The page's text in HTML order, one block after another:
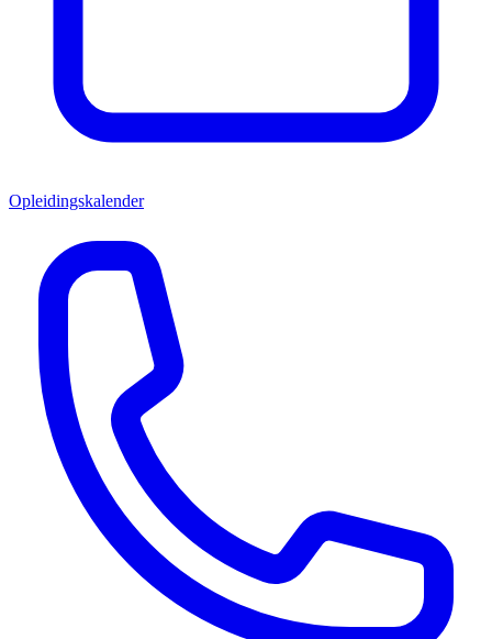
Opleidingskalender